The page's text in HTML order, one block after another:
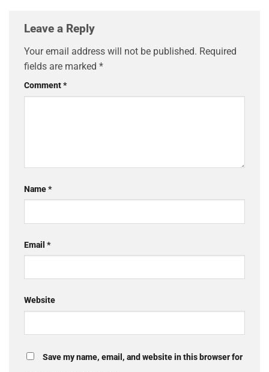
Leave a Reply
Your email address will not be published. Required
fields are marked *
Comment*
Name*
Email *
Website
Save my name, email, and website in this browser for